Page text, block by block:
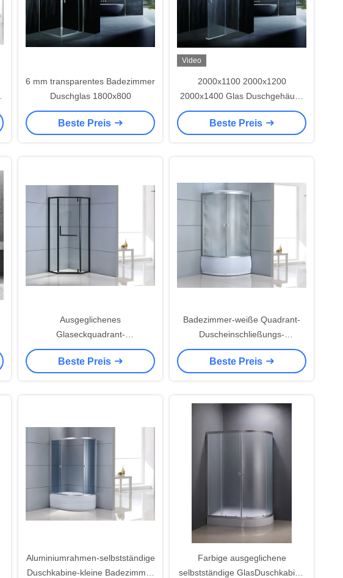
6 mm transparentes Badezimmer
Duschglas 1800x800
Beste Preis
Video
2000x1100 2000x1200
2000x1400 Glas Duschgehäuse
8 mm
Beste Preis
Ausgeglichenes
Glaseckquadrant-
Duscheinschließungs-Schwarzes
ISO9001
Beste Preis
Badezimmer-weiße Quadrant-
Duscheinschließungs-
Aluminiumrahmen
Beste Preis
Aluminiumrahmen-selbstständige
Duschkabine-kleine Badezimmer
Farbige ausgeglichene
selbstständige GlasDuschkabine